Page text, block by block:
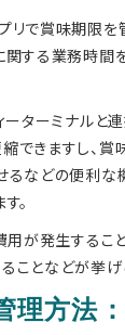
リで賞味期限を
関する業務時間
ーターミナルと
できますし、賞
るなどの便利な
。
用が発生するこ
ことなどが挙げ
理方法